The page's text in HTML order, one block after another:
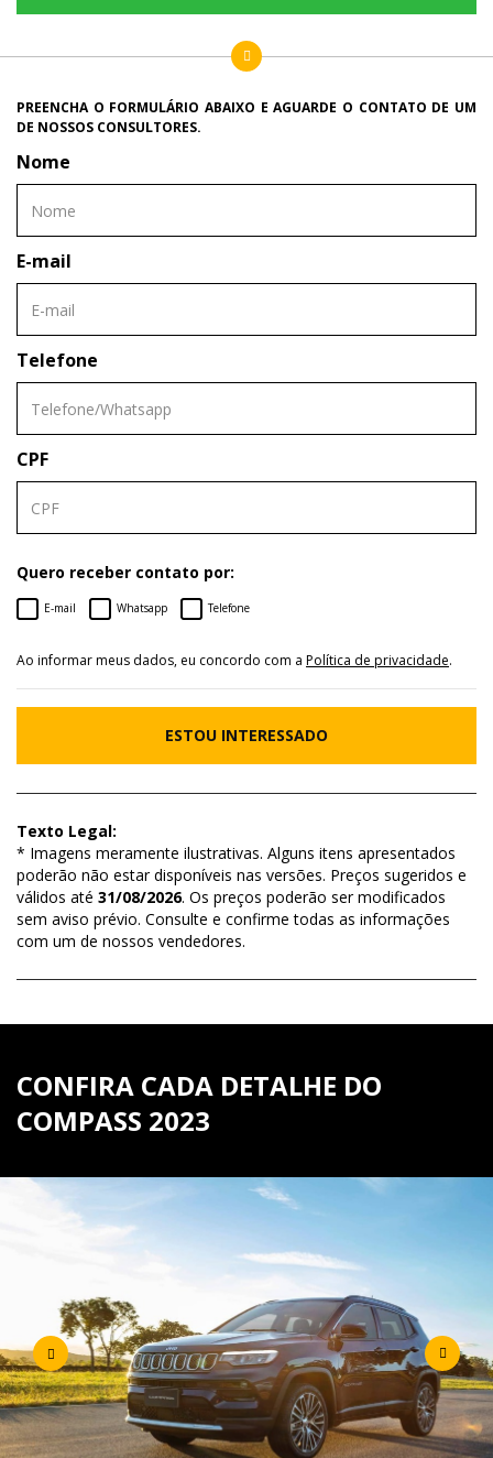
PREENCHA O FORMULÁRIO ABAIXO E AGUARDE O CONTATO DE UM
DE NOSSOS CONSULTORES.
Nome
E-mail
Telefone
CPF
Quero receber contato por:
E-mail Whatsapp Telefone
Ao informar meus dados, eu concordo com a Política de privacidade.
ESTOU INTERESSADO
Texto Legal:
* Imagens meramente ilustrativas. Alguns itens apresentados
poderão não estar disponíveis nas versões. Preços sugeridos e
válidos até 31/08/2026. Os preços poderão ser modificados
sem aviso prévio. Consulte e confirme todas as informações
com um de nossos vendedores.
CONFIRA CADA DETALHE DO
COMPASS 2023